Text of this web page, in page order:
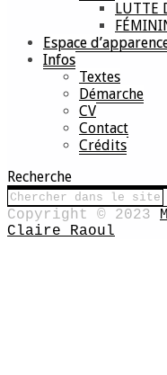
LUTTE
Espace
Infos
Textes
Démarche
CV
Contact
Crédits
Recherche
Copyright © 2023
Claire Raoul